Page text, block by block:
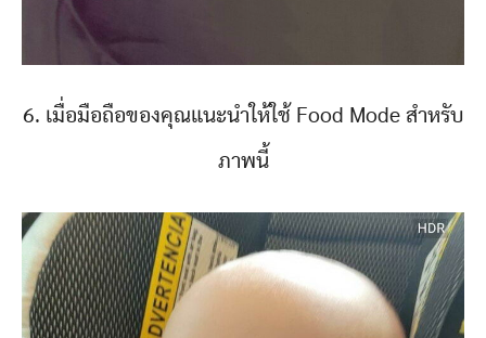
6. เมื่อมือถือของคุณแนะนำให้ใช้ Food Mode สำหรับ
ภาพนี้